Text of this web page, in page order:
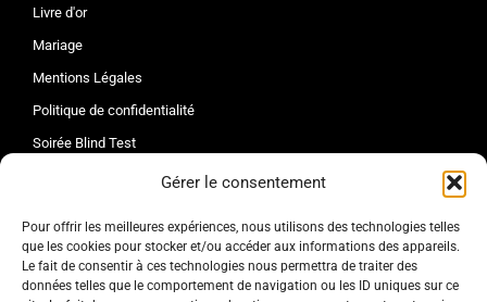
Gérer le consentement
Pour offrir les meilleures expériences, nous utilisons des technologies telles
que les cookies pour stocker et/ou accéder aux informations des appareils.
Le fait de consentir à ces technologies nous permettra de traiter des
données telles que le comportement de navigation ou les ID uniques sur ce
Livre d'or
Mariage
Mentions Légales
Politique de confidentialité
Soirée Blind Test
CONTACT
DJ NIGHT ANIMATION